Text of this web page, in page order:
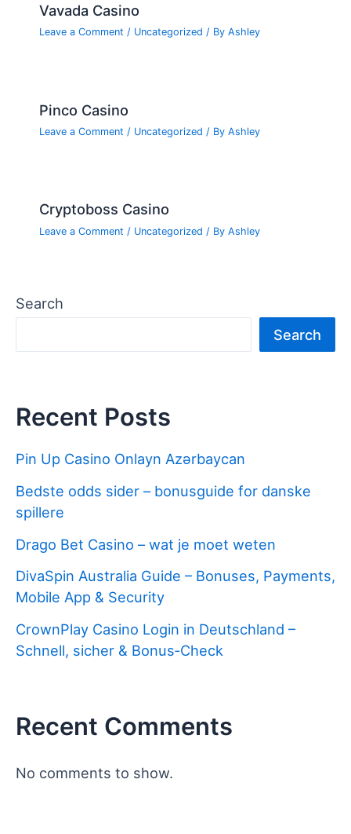
Vavada Casino
Leave a Comment / Uncategorized / By Ashley
Pinco Casino
Leave a Comment / Uncategorized / By Ashley
Cryptoboss Casino
Leave a Comment / Uncategorized / By Ashley
Search
Search
Recent Posts
Pin Up Casino Onlayn Azərbaycan
Bedste odds sider – bonusguide for danske
spillere
Drago Bet Casino – wat je moet weten
DivaSpin Australia Guide – Bonuses, Payments,
Mobile App & Security
CrownPlay Casino Login in Deutschland –
Schnell, sicher & Bonus‑Check
Recent Comments
No comments to show.